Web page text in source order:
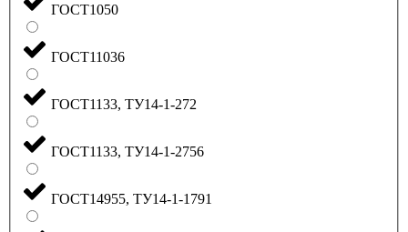
ГОСТ1050
ГОСТ11036
ГОСТ1133, ТУ14-1-272
ГОСТ1133, ТУ14-1-2756
ГОСТ14955, ТУ14-1-1791